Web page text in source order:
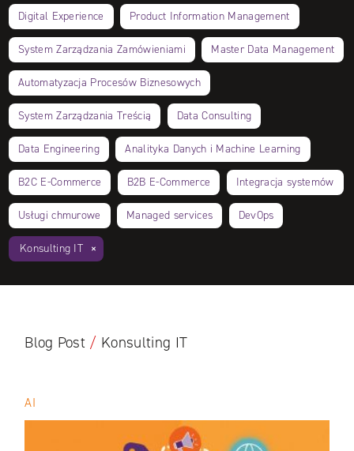
Digital Experience Product Information Management
System Zarządzania Zamówieniami Master Data Management
Automatyzacja Procesów Biznesowych
System Zarządzania Treścią Data Consulting
Data Engineering Analityka Danych i Machine Learning
B2C E‑Commerce B2B E‑Commerce Integracja systemów
Usługi chmurowe Managed services DevOps
Konsulting IT
Blog Post / Konsulting IT
AI